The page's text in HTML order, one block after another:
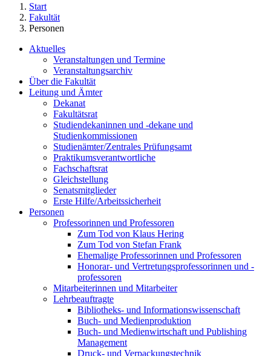
Start
Fakultät
Personen
Aktuelles
Veranstaltungen und Termine
Veranstaltungsarchiv
Über die Fakultät
Leitung und Ämter
Dekanat
Fakultätsrat
Studiendekaninnen und -dekane und
Studienkommissionen
Studienämter/Zentrales Prüfungsamt
Praktikumsverantwortliche
Fachschaftsrat
Gleichstellung
Senatsmitglieder
Erste Hilfe/Arbeitssicherheit
Personen
Professorinnen und Professoren
Zum Tod von Klaus Hering
Zum Tod von Stefan Frank
Ehemalige Professorinnen und Professoren
Honorar- und Vertretungsprofessorinnen und -
professoren
Mitarbeiterinnen und Mitarbeiter
Lehrbeauftragte
Bibliotheks- und Informationswissenschaft
Buch- und Medienproduktion
Buch- und Medienwirtschaft und Publishing
Management
Druck- und Verpackungstechnik